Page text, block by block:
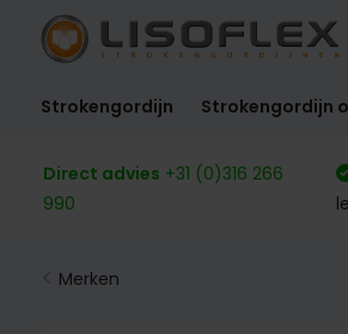
Strokengordijn Strokengordijn
Direct advies +31 (0)316 266
990
Merken